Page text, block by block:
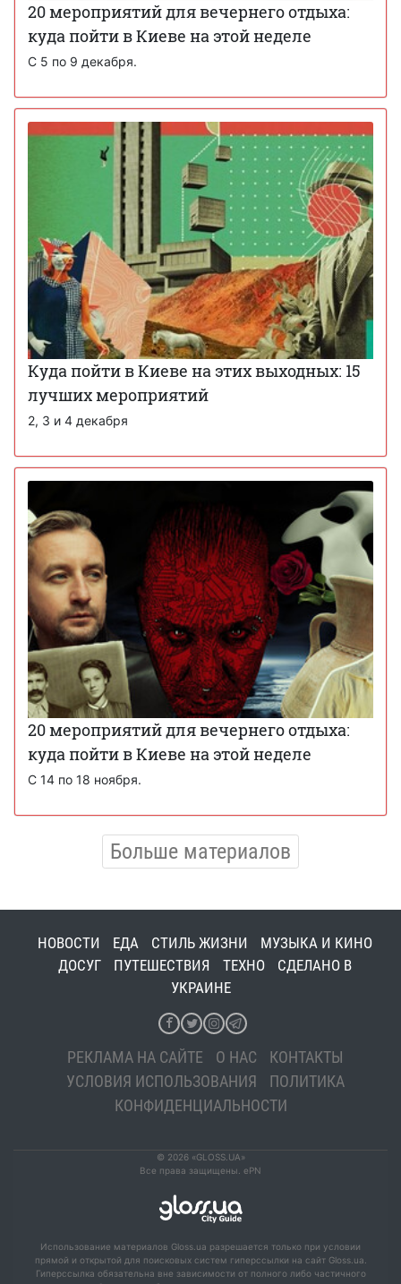
20 мероприятий для вечернего отдыха:
куда пойти в Киеве на этой неделе
С 5 по 9 декабря.
Куда пойти в Киеве на этих выходных: 15
лучших мероприятий
2, 3 и 4 декабря
20 мероприятий для вечернего отдыха:
куда пойти в Киеве на этой неделе
С 14 по 18 ноября.
Больше материалов
НОВОСТИ ЕДА СТИЛЬ ЖИЗНИ
МУЗЫКА И КИНО
ДОСУГ
ПУТЕШЕСТВИЯ ТЕХНО
СДЕЛАНО В
УКРАИНЕ
РЕКЛАМА НА САЙТЕ О НАС
КОНТАКТЫ
УСЛОВИЯ ИСПОЛЬЗОВАНИЯ
ПОЛИТИКА
КОНФИДЕНЦИАЛЬНОСТИ
© 2026 «GLOSS.UA»
Все права защищены. ePN
Использование материалов Gloss.ua разрешается только при условии
прямой и открытой для поисковых систем гиперссылки на сайт Gloss.ua.
Гиперссылка обязательна вне зависимости от полного либо частичного